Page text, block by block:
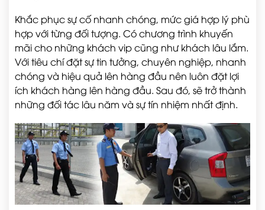
Khắc phục sự cố nhanh chóng, mức giá hợp lý phù
hợp với từng đối tượng. Có chương trình khuyến
mãi cho những khách vip cũng như khách lâu lắm.
Với tiêu chí đặt sự tin tưởng, chuyên nghiệp, nhanh
chóng và hiệu quả lên hàng đầu nên luôn đặt lợi
ích khách hàng lên hàng đầu. Sau đó, sẽ trở thành
những đối tác lâu năm và sự tín nhiệm nhất định.